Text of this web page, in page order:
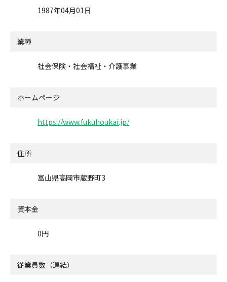
1987年04月01日
業種
社会保険・社会福祉・介護事業
ホームページ
https://www.fukuhoukai.jp/
住所
富山県高岡市蔵野町3
資本金
0円
従業員数（連結）